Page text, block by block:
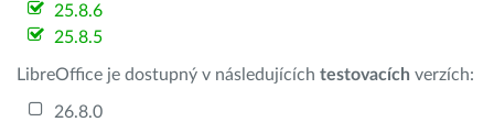
25.8.6
25.8.5
LibreOffice je dostupný v následujících testovacích verzích:
26.8.0